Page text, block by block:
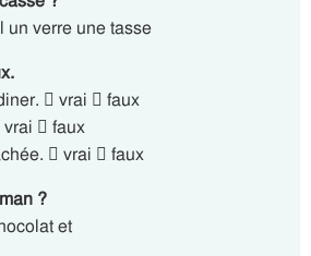
un verre une tasse
 vrai  faux
 faux
 vrai  faux
?
et